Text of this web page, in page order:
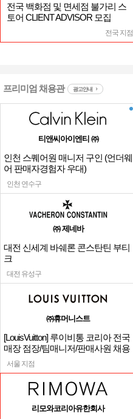
전국 백화점 및 면세점 불가리 스
토어 CLIENT ADVISOR 모집
전국 지점
프리미엄 채용관 광고안내
티앤씨아이엔티 ㈜
인천 스퀘어원 매니저 구인 (언더웨
어 판매자경험자 우대)
인천 연수구
㈜ 제네바
대전 신세계 바쉐론 콘스탄틴 부티
크
대전 유성구
㈜휴머니스트
[LouisVuitton] 루이비통 코리아 전국
매장 점장/팀매니저/판매사원 채용
서울 지점
리모와코리아유한회사